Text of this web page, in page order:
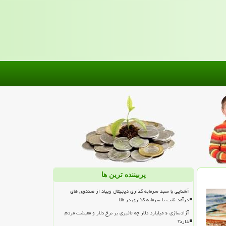
پربیننده ترین ها
آشنایی با سبد سرمایه گذاری دیجیتال ویپاد از صندوق های
درآمد ثابت تا سرمایه گذاری در طلا
آزادسازی ۶ میلیارد دلار چه تاثیری بر نرخ دلار و معیشت مردم
دارد؟